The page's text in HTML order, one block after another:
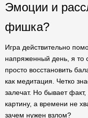
Эмоции и
фишка?
Игра действительно
напряженный день, я то
просто восстановить
как медитация. Четко
залечат. Но бывает факт,
картину, а времени не
зачем нужен взлом?